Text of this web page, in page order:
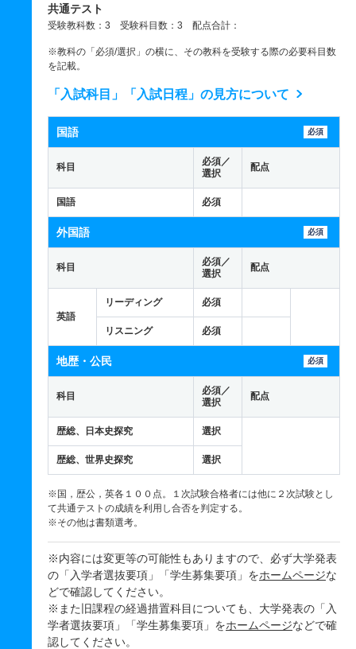
共通テスト
受験教科数：3 受験科目数：3 配点合計：
※教科の「必須/選択」の横に、その教科を受験する際の必要科目数
を記載。
「入試科目」「入試日程」の見方について
国語 必須
科目
必須／
選択
配点
国語 必須
外国語 必須
科目
必須／
選択
配点
英語
リーディング 必須
リスニング 必須
地歴・公民 必須
科目
必須／
選択
配点
歴総、日本史探究 選択
歴総、世界史探究 選択
※国，歴公，英各１００点。１次試験合格者には他に２次試験とし
て共通テストの成績を利用し合否を判定する。
※その他は書類選考。
※内容には変更等の可能性もありますので、必ず大学発表
の「入学者選抜要項」「学生募集要項」をホームページな
どで確認してください。
※また旧課程の経過措置科目についても、大学発表の「入
学者選抜要項」「学生募集要項」をホームページなどで確
認してください。